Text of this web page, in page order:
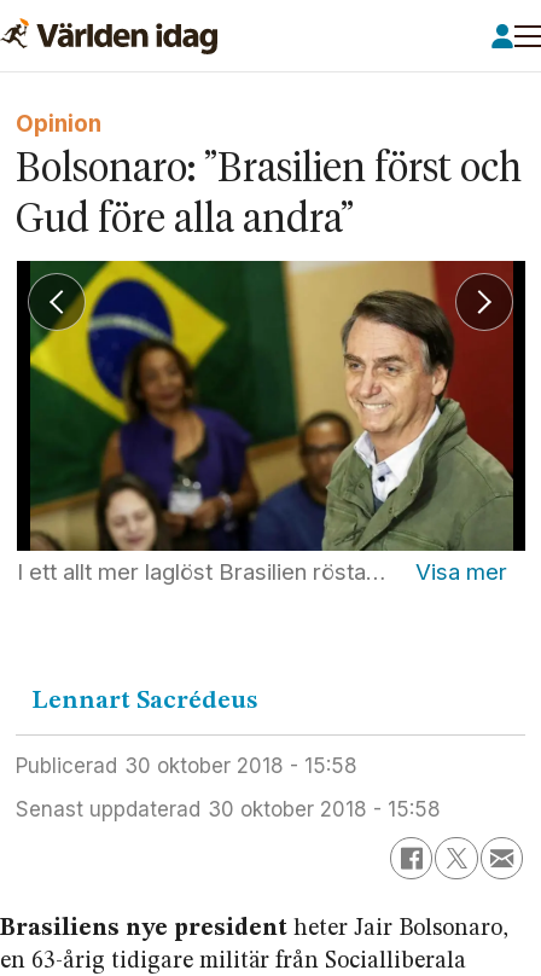
Opinion
Bolsonaro: ”Brasilien först och
Gud före alla andra”
I ett allt mer laglöst Brasilien röstade 55 procent av väljarna fram Jair Bolsonario från Socialliberala partiet som landets nye president. Hans budskap: ”Brasilien först och Gud före alla andra”. Stödet från aktiva evangelikala och katolska kristna var extra stort. Foto: Ricardo Moraes/ AP / TT
Lennart Sacrédeus
Publicerad
30 oktober 2018 - 15:58
Senast uppdaterad
30 oktober 2018 - 15:58
Brasiliens nye president heter Jair Bolsonaro,
en 63-årig tidigare militär från Socialliberala